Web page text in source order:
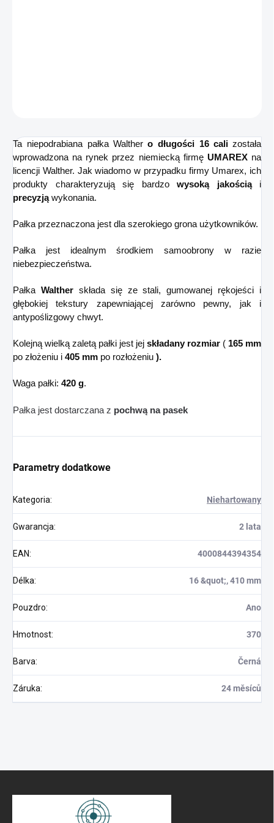
Ta niepodrabiana pałka Walther o długości 16 cali została
wprowadzona na rynek przez niemiecką firmę UMAREXna
licencji Walther. Jak wiadomo w przypadku firmy Umarex, ich
produkty charakteryzują się bardzo wysoką jakościąi
precyzjąwykonania.
Pałka przeznaczona jest dla szerokiego grona użytkowników.
Pałka jest idealnym środkiem samoobrony w razie
niebezpieczeństwa.
Pałka Waltherskłada się ze stali, gumowanej rękojeści i
głębokiej tekstury zapewniającej zarówno pewny, jak i
antypoślizgowy chwyt.
Kolejną wielką zaletą pałki jest jej składany rozmiar ( 165 mm
po złożeniu i 405 mm po rozłożeniu ).
Waga pałki: 420 g.
Pałka jest dostarczana z pochwą na pasek
Parametry dodatkowe
Kategoria: Niehartowany
Gwarancja: 2 lata
EAN: 4000844394354
Délka: 16 &quot;, 410 mm
Pouzdro: Ano
Hmotnost: 370
Barva: Černá
Záruka: 24 měsíců